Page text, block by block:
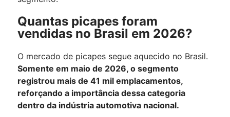
Quantas picapes foram
vendidas no Brasil em 2026?
O mercado de picapes segue aquecido no Brasil.
Somente em maio de 2026, o segmento
registrou mais de 41 mil emplacamentos,
reforçando a importância dessa categoria
dentro da indústria automotiva nacional.